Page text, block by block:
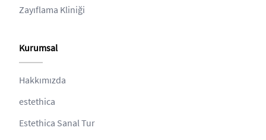
Zayıflama Kliniği
Kurumsal
Hakkımızda
estethica
Estethica Sanal Tur